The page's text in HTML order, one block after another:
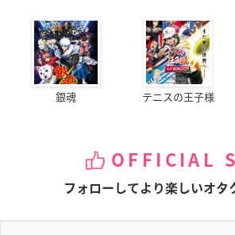
銀魂 テニスの王子様
OFFICIAL
フォローしてより楽しいオタ